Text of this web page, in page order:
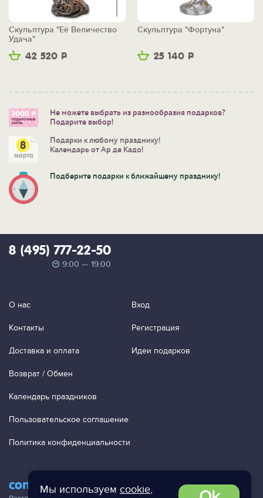
Мы используем cookie,
42 520 Р
Скульптура "Её Величество
Удача"
25 140 Р
Скульптура "Фортуна"
Не можете выбрать из разнообразия подарков?
Подарите выбор!
Подарки к любому празднику!
Календарь от Ар де Кадо!
Подберите подарки к ближайшему празднику!
contact@ac-studio.ru
8 (495) 777-22-50
9:00 — 19:00
О нас
Контакты
Доставка и оплата
Возврат / Обмен
Календарь праздников
Пользовательское соглашение
Политика конфиденциальности
Вход
Регистрация
Идеи подарков